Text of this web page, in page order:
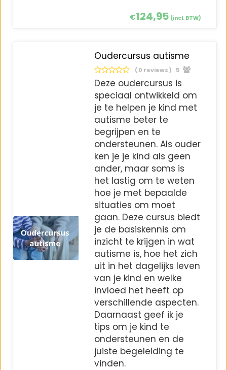
€124,95 (incl. BTW)
Oudercursus autisme
( 0 reviews ) 5
Deze oudercursus is
speciaal ontwikkeld om
je te helpen je kind met
autisme beter te
begrijpen en te
ondersteunen. Als ouder
ken je je kind als geen
ander, maar soms is
het lastig om te weten
hoe je met bepaalde
situaties om moet
gaan. Deze cursus biedt
je de basiskennis om
inzicht te krijgen in wat
autisme is, hoe het zich
uit in het dagelijks leven
van je kind en welke
invloed het heeft op
verschillende aspecten.
Daarnaast geef ik je
tips om je kind te
ondersteunen en de
juiste begeleiding te
vinden.